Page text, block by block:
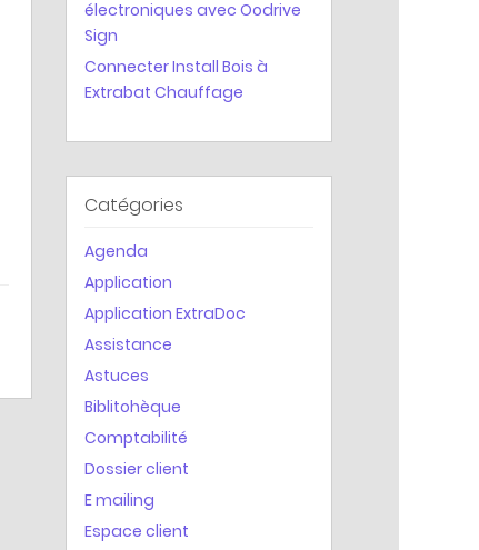
Statistiques
électroniques avec Oodrive
Sign
Connecter Install Bois à
Extrabat Chauffage
Catégories
Agenda
Application
Application ExtraDoc
Assistance
Astuces
Biblitohèque
Comptabilité
Dossier client
E mailing
Espace client